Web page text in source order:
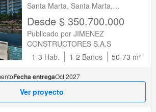
Santa Marta, Santa Marta,
Magdalena
Desde $ 350.700.000
Publicado por JIMENEZ
CONSTRUCTORES S.A.S
1-3 Hab. 1-2 Baños 50-73 m²
Fecha entregaOct 2027
Ver proyecto